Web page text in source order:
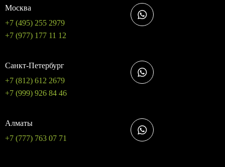
Москва
+7 (495) 255 2979
+7 (977) 177 11 12
Санкт-Петербург
+7 (812) 612 2679
+7 (999) 926 84 46
Алматы
+7 (777) 763 07 71